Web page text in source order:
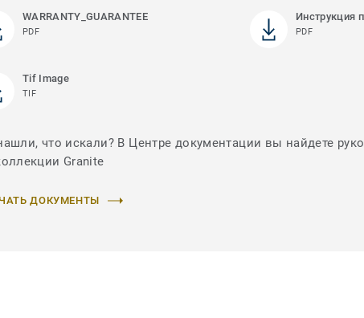
WARRANTY_GUARANTEE
PDF
Инструкция
PDF
Tif Image
TIF
что искали? В Центре документации вы найдете
Granite
ДОКУМЕНТЫ